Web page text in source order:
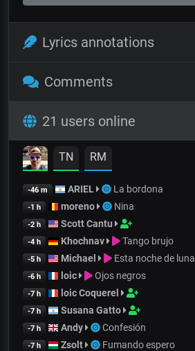
Lyrics annotations
Comments
21 users online
TN RM
-46 m ARIEL La bordona
-1 h moreno Nina
-2 h Scott Cantu
-4 h Khochnav Tango brujo
-5 h Michael Esta noche de luna
-6 h loic Ojos negros
-7 h loic Coquerel
-7 h Susana Gatto
-7 h Andy Confesión
-7 h Zsolt Fumando espero